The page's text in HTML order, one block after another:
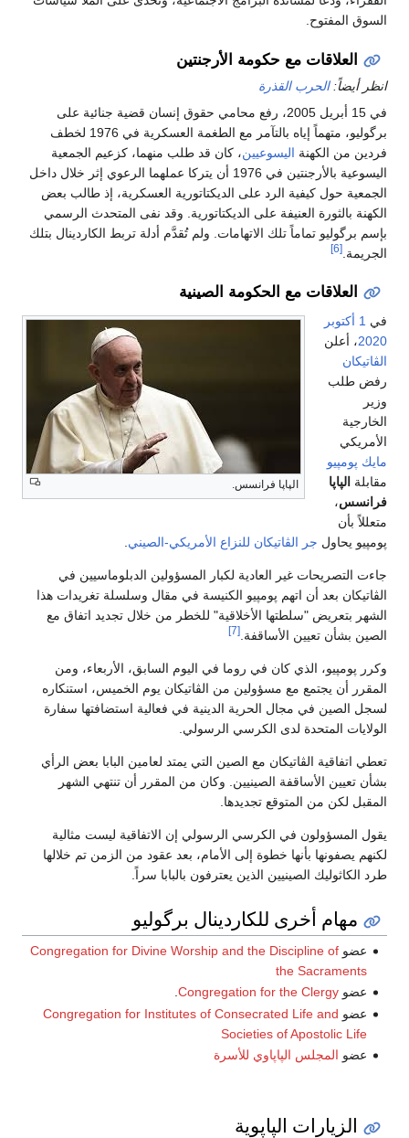
السوق المفتوح.
العلاقات مع حكومة الأرجنتين
انظر أيضاً:الحرب القذرة
في 15 أبريل 2005، رفع محامي حقوق إنسان قضية جنائية على
برگوليو، متهماً إياه بالتآمر مع الطغمة العسكرية في 1976 لخطف
فردين من الكهنة اليسوعيين، كان قد طلب منهما، كزعيم الجمعية
اليسوعية بالأرجنتين في 1976 أن يتركا عملهما الرعوي إثر خلال داخل
الجمعية حول كيفية الرد على الديكتاتورية العسكرية، إذ طالب بعض
الكهنة بالثورة العنيفة على الديكتاتورية. وقد نفى المتحدث الرسمي
بإسم برگوليو تماماً تلك الاتهامات. ولم تُقدَّم أدلة تربط الكاردينال بتلك
الجريمة. [6]
العلاقات مع الحكومة الصينية
الپاپا فرانسس.
في 1 أكتوبر
2020، أعلن
الڤاتيكان
رفض طلب
وزير
الخارجية
الأمريكي
مايك پومپيو
مقابلة الپاپا
فرانسس،
متعللاً بأن
پومپيو يحاول جر الڤاتيكان للنزاع الأمريكي-الصيني.
جاءت التصريحات غير العادية لكبار المسؤولين الدبلوماسيين في
الڤاتيكان بعد أن اتهم پومپيو الكنيسة في مقال وسلسلة تغريدات هذا
الشهر بتعريض "سلطتها الأخلاقية" للخطر من خلال تجديد اتفاق مع
الصين بشأن تعيين الأساقفة.[7]
وكرر پومپيو، الذي كان في روما في اليوم السابق، الأربعاء، ومن
المقرر أن يجتمع مع مسؤولين من الڤاتيكان يوم الخميس، استنكاره
لسجل الصين في مجال الحرية الدينية في فعالية استضافتها سفارة
الولايات المتحدة لدى الكرسي الرسولي.
تعطي اتفاقية الڤاتيكان مع الصين التي يمتد لعامين البابا بعض الرأي
بشأن تعيين الأساقفة الصينيين. وكان من المقرر أن تنتهي الشهر
المقبل لكن من المتوقع تجديدها.
يقول المسؤولون في الكرسي الرسولي إن الاتفاقية ليست مثالية
لكنهم يصفونها بأنها خطوة إلى الأمام، بعد عقود من الزمن تم خلالها
طرد الكاثوليك الصينيين الذين يعترفون بالبابا سراً.
مهام أخرى للكاردينال برگوليو
عضوCongregation for Divine Worship and the Discipline of
the Sacraments
عضوCongregation for the Clergy
.
عضو Congregation for Institutes of Consecrated Life and
Societies of Apostolic Life
عضو المجلس الپاپاوي للأسرة
الزيارات الپاپوية